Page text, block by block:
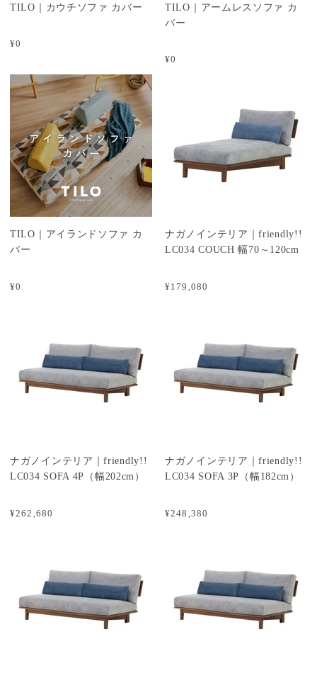
¥0
TILO｜カウチソファ カバー
¥0
TILO｜アームレスソファ カ
バー
¥0
TILO｜アイランドソファ カ
バー
¥179,080
ナガノインテリア｜friendly!!
LC034 COUCH 幅70～120cm
¥262,680
ナガノインテリア｜friendly!!
LC034 SOFA 4P（幅202cm）
¥248,380
ナガノインテリア｜friendly!!
LC034 SOFA 3P（幅182cm）